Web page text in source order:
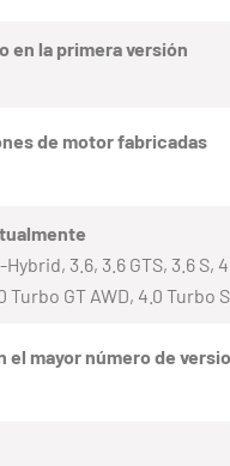
en la primera versión
de motor fabricadas
Hybrid, 3.6, 3.6 GTS, 3.6
Turbo GT AWD, 4.0 Turbo
el mayor número de